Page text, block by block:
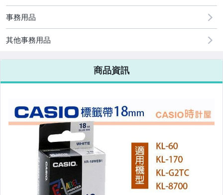
家電與影音視聽
運動、戶外與休閒
事務用品
其他事務用品
商品資訊